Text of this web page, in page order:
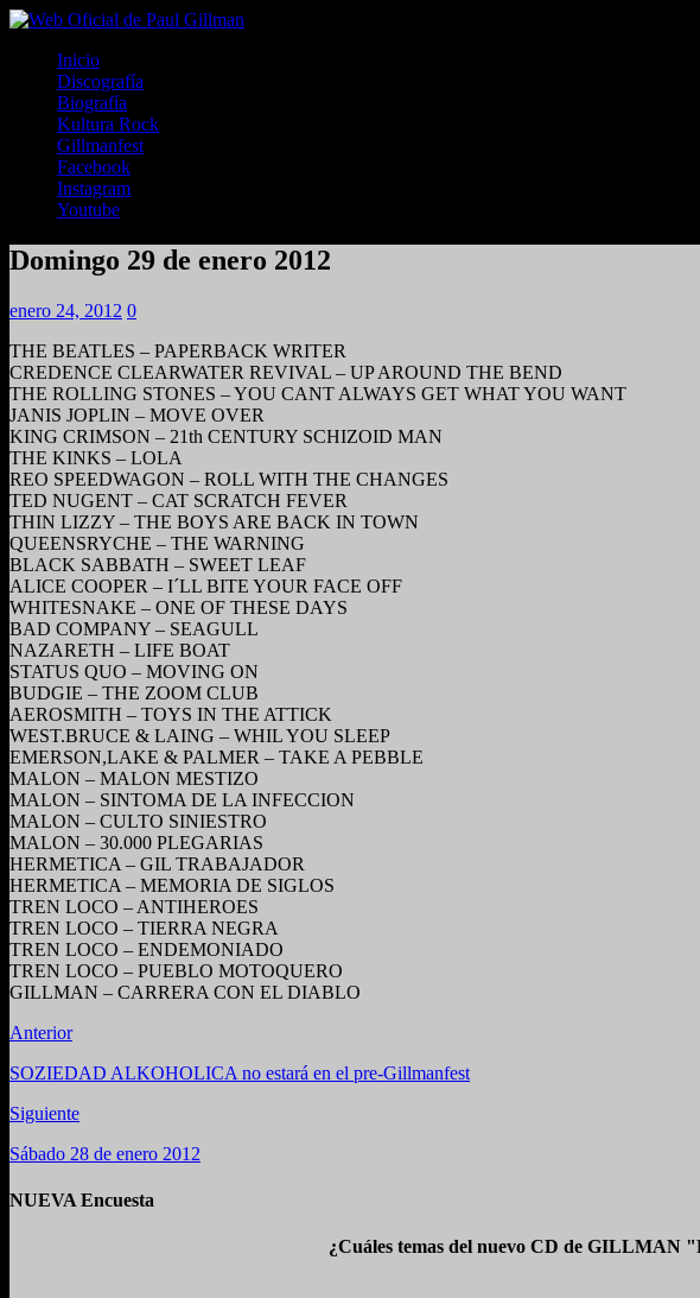
Inicio
Discografía
Biografía
Kultura Rock
Gillmanfest
Facebook
Instagram
Youtube
Domingo 29 de enero 2012
enero 24, 2012 0
THE BEATLES – PAPERBACK WRITER
CREDENCE CLEARWATER REVIVAL – UP AROUND THE BEND
THE ROLLING STONES – YOU CANT ALWAYS GET WHAT YOU WANT
JANIS JOPLIN – MOVE OVER
KING CRIMSON – 21th CENTURY SCHIZOID MAN
THE KINKS – LOLA
REO SPEEDWAGON – ROLL WITH THE CHANGES
TED NUGENT – CAT SCRATCH FEVER
THIN LIZZY – THE BOYS ARE BACK IN TOWN
QUEENSRYCHE – THE WARNING
BLACK SABBATH – SWEET LEAF
ALICE COOPER – I´LL BITE YOUR FACE OFF
WHITESNAKE – ONE OF THESE DAYS
BAD COMPANY – SEAGULL
NAZARETH – LIFE BOAT
STATUS QUO – MOVING ON
BUDGIE – THE ZOOM CLUB
AEROSMITH – TOYS IN THE ATTICK
WEST.BRUCE & LAING – WHIL YOU SLEEP
EMERSON,LAKE & PALMER – TAKE A PEBBLE
MALON – MALON MESTIZO
MALON – SINTOMA DE LA INFECCION
MALON – CULTO SINIESTRO
MALON – 30.000 PLEGARIAS
HERMETICA – GIL TRABAJADOR
HERMETICA – MEMORIA DE SIGLOS
TREN LOCO – ANTIHEROES
TREN LOCO – TIERRA NEGRA
TREN LOCO – ENDEMONIADO
TREN LOCO – PUEBLO MOTOQUERO
GILLMAN – CARRERA CON EL DIABLO
Anterior
SOZIEDAD ALKOHOLICA no estará en el pre-Gillmanfest
Siguiente
Sábado 28 de enero 2012
NUEVA Encuesta
¿Cuáles temas del nuevo CD de GILLMAN